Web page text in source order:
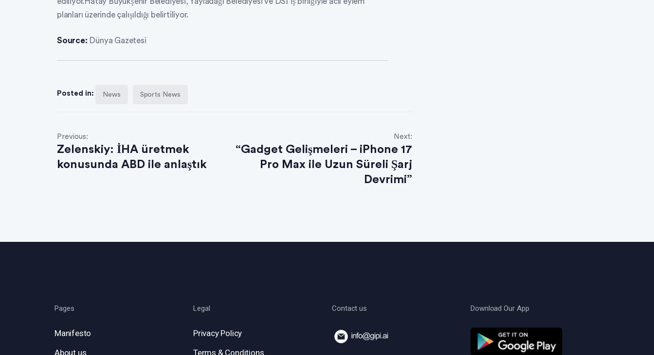
planları üzerinde çalışıldığı belirtiliyor.
Source: Dünya Gazetesi
Posted in: News Sports News
Previous:
Zelenskiy: İHA üretmek
konusunda ABD ile anlaştık
Next:
“Gadget Gelişmeleri – iPhone 17
Pro Max ile Uzun Süreli Şarj
Devrimi”
Pages
Manifesto
About us
Legal
Privacy Policy
Terms & Conditions
Contact us Download Our App